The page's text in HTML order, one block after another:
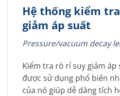
Hệ thống kiểm
giảm áp suất
Pressure/vacuum decay
Kiểm tra rò rỉ suy giảm áp
được sử dụng phổ biến
của nó giúp dễ dàng tích